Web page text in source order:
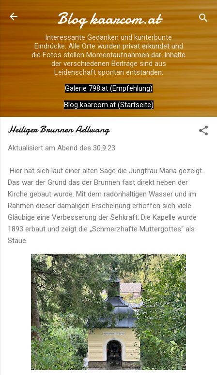
Direkt zum Hauptbereich
Blog kaarcom.at
Interessante Gedanken und kunterbunte
Eindrücke. Alle Orte wurden privat erkundet und
die Fotos stellen Momentaufnahmen dar. Inhalte
der verschiedenen Beiträge sind aus
Leidenschaft spontan entstanden.
Galerie 798.at (Empfehlung)
Blog kaarcom.at (Startseite)
Heiliger Brunnen Adlwang
Aktualisiert am Abend des 30.9.23
Hier hat sich laut einer alten Sage die Jungfrau Maria gezeigt.
Das war der Grund das der Brunnen fast direkt neben der
Kirche gebaut wurde. Mit dem radonhaltigen Wasser und im
Rahmen dieser damaligen Erscheinung erhoffen sich viele
Gläubige eine Verbesserung der Sehkraft. Die Kapelle wurde
1893 erbaut und zeigt die „Schmerzhafte Muttergottes“ als
Staue.